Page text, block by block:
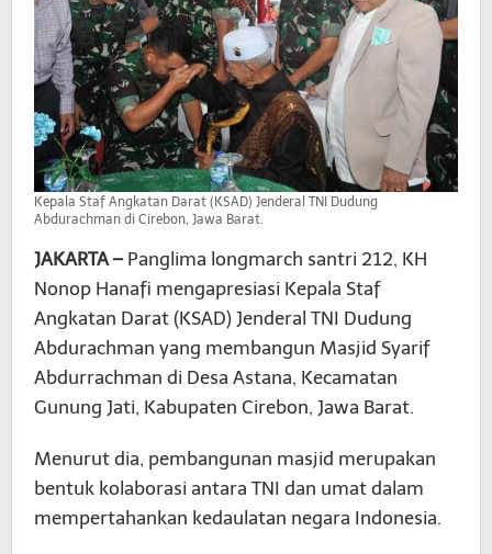
Kepala Staf Angkatan Darat (KSAD) Jenderal TNI Dudung
Abdurachman di Cirebon, Jawa Barat.
JAKARTA – Panglima longmarch santri 212, KH
Nonop Hanafi mengapresiasi Kepala Staf
Angkatan Darat (KSAD) Jenderal TNI Dudung
Abdurachman yang membangun Masjid Syarif
Abdurrachman di Desa Astana, Kecamatan
Gunung Jati, Kabupaten Cirebon, Jawa Barat.
Menurut dia, pembangunan masjid merupakan
bentuk kolaborasi antara TNI dan umat dalam
mempertahankan kedaulatan negara Indonesia.